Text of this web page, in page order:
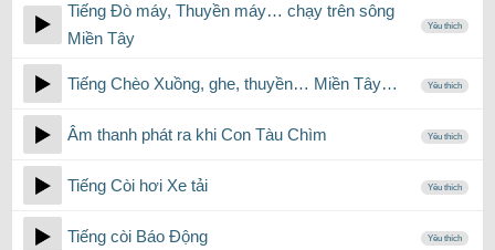
Tiếng Đò máy, Thuyền máy… chạy trên sông
Miền Tây
Yêu thích
Tiếng Chèo Xuồng, ghe, thuyền… Miền Tây… Yêu thích
Âm thanh phát ra khi Con Tàu Chìm Yêu thích
Tiếng Còi hơi Xe tải Yêu thích
Tiếng còi Báo Động Yêu thích